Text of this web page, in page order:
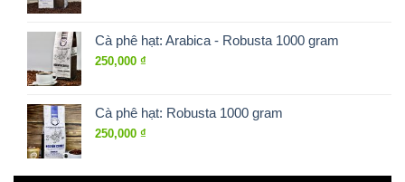
Cà phê hạt: Arabica - Robusta 1000 gram
250,000 ₫
Cà phê hạt: Robusta 1000 gram
250,000 ₫